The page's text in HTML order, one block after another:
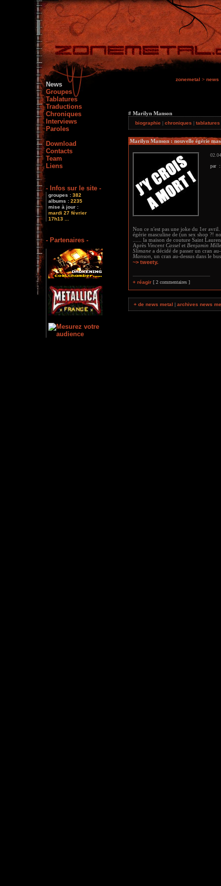
News
Groupes
Tablatures
Traductions
Chroniques
Interviews
Paroles
Download
Contacts
Team
Liens
- Infos sur le site -
groupes : 382
albums : 2235
mise à jour :
mardi 27 février
17h13 ...
- Partenaires -
zonemetal > news
# Marilyn Manson
biographie | chroniques | tablatures
Marilyn Manson : nouvelle égérie
par
Non ce n'est pas une joke du 1er avril.
égérie masculine de (un sex shop ?!
...... la maison de couture Saint
Après Vincent Cassel et Benjamin
Slimane a décidé de passer un cran
Manson , un cran au-dessus dans le
~> tweety.
+ réagir [ 2 commentaires ]
+ de news metal | archives news